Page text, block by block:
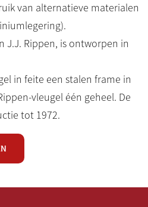
van alternatieve materialen
J.J. Rippen, is ontworpen in
in feite een stalen frame in
vleugel één geheel. De
tot 1972.